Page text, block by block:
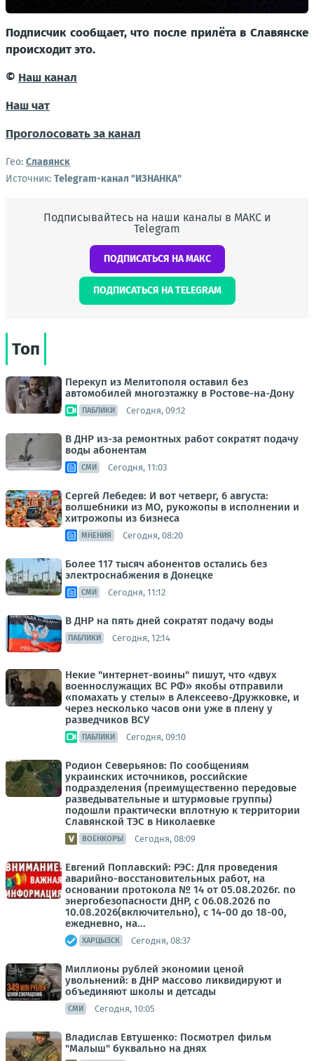
Подписчик сообщает, что после прилёта в Славянске
происходит это.
© Наш канал
Наш чат
Проголосовать за канал
Гео: Славянск
Источник: Telegram-канал "ИЗНАНКА"
Подписывайтесь на наши каналы в МАКС и
Telegram
ПОДПИСАТЬСЯ НА МАКС
ПОДПИСАТЬСЯ НА TELEGRAM
Топ
Перекуп из Мелитополя оставил без
автомобилей многоэтажку в Ростове-на-Дону
ПАБЛИКИ Сегодня, 09:12
В ДНР из-за ремонтных работ сократят подачу
воды абонентам
СМИ Сегодня, 11:03
Сергей Лебедев: И вот четверг, 6 августа:
волшебники из МО, рукожопы в исполнении и
хитрожопы из бизнеса
МНЕНИЯ Сегодня, 08:20
Более 117 тысяч абонентов остались без
электроснабжения в Донецке
СМИ Сегодня, 11:12
В ДНР на пять дней сократят подачу воды
ПАБЛИКИ Сегодня, 12:14
Некие "интернет-воины" пишут, что «двух
военнослужащих ВС РФ» якобы отправили
«помахать у стелы» в Алексеево-Дружковке, и
через несколько часов они уже в плену у
разведчиков ВСУ
ПАБЛИКИ Сегодня, 09:10
Родион Северьянов: По сообщениям
украинских источников, российские
подразделения (преимущественно передовые
разведывательные и штурмовые группы)
подошли практически вплотную к территории
Славянской ТЭС в Николаевке
ВОЕНКОРЫ Сегодня, 08:09
Евгений Поплавский: РЭС: Для проведения
аварийно-восстановительных работ, на
основании протокола № 14 от 05.08.2026г. по
энергобезопасности ДНР, с 06.08.2026 по
10.08.2026(включительно), с 14-00 до 18-00,
ежедневно, на...
ХАРЦЫЗСК Сегодня, 08:37
Миллионы рублей экономии ценой
увольнений: в ДНР массово ликвидируют и
объединяют школы и детсады
СМИ Сегодня, 10:05
Владислав Евтушенко: Посмотрел фильм
"Малыш" буквально на днях